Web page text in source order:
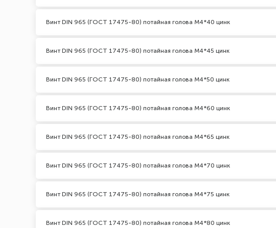
Винт DIN 965 (ГОСТ 17475-80) потайная голова М4*40 цинк
Винт DIN 965 (ГОСТ 17475-80) потайная голова М4*45 цинк
Винт DIN 965 (ГОСТ 17475-80) потайная голова М4*50 цинк
Винт DIN 965 (ГОСТ 17475-80) потайная голова М4*60 цинк
Винт DIN 965 (ГОСТ 17475-80) потайная голова М4*65 цинк
Винт DIN 965 (ГОСТ 17475-80) потайная голова М4*70 цинк
Винт DIN 965 (ГОСТ 17475-80) потайная голова М4*75 цинк
Винт DIN 965 (ГОСТ 17475-80) потайная голова М4*80 цинк